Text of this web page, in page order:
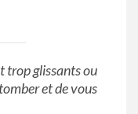
trop glissants ou
et de vous